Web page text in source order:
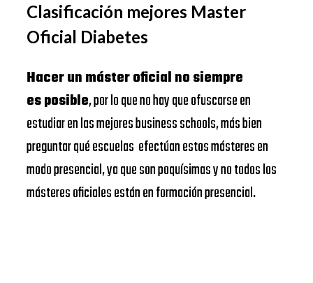
Clasificación mejores Master
Oficial Diabetes
Hacer un máster oficial no siempre
es posible, por lo que no hay que ofuscarse en
estudiar en las mejores business schools, más bien
preguntar qué escuelas efectúan estos másteres en
modo presencial, ya que son poquísimas y no todos los
másteres oficiales están en formación presencial.